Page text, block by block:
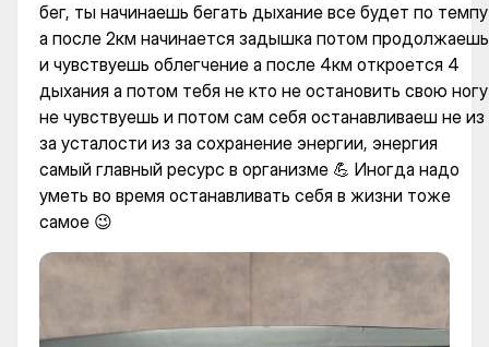
бег, ты начинаешь бегать дыхание все будет по темпу
а после 2км начинается задышка потом продолжаешь
и чувствуешь облегчение а после 4км откроется 4
дыхания а потом тебя не кто не остановить свою ногу
не чувствуешь и потом сам себя останавливаеш не из
за усталости из за сохранение энергии, энергия
самый главный ресурс в организме 💪 Иногда надо
уметь во время останавливать себя в жизни тоже
самое 😉